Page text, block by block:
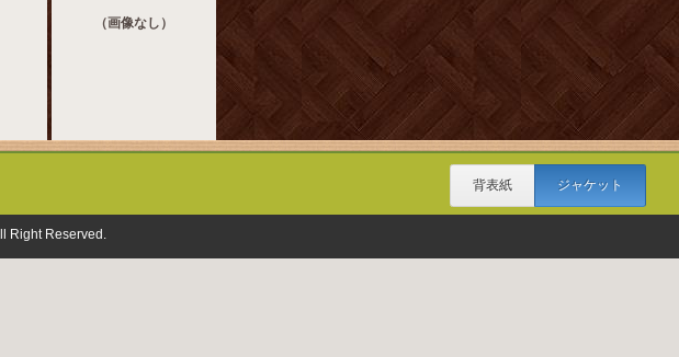
（画像なし）
背表紙 ジャケット
Right Reserved.